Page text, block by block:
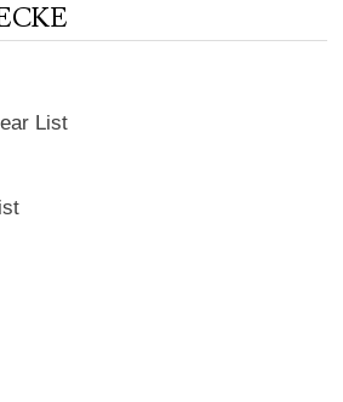
List